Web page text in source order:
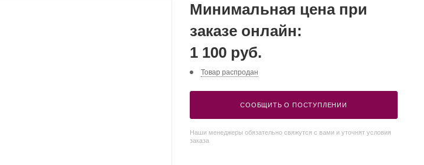
Минимальная цена при
заказе онлайн:
1 100 руб.
Товар распродан
СООБЩИТЬ О ПОСТУПЛЕНИИ
Наши менеджеры обязательно свяжутся с вами и уточнят условия
заказа